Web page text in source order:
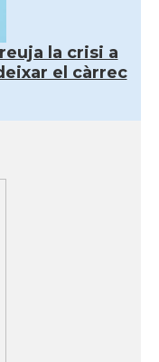
a São
a Porto Alegre
a Salvador
la crisi a
el càrrec